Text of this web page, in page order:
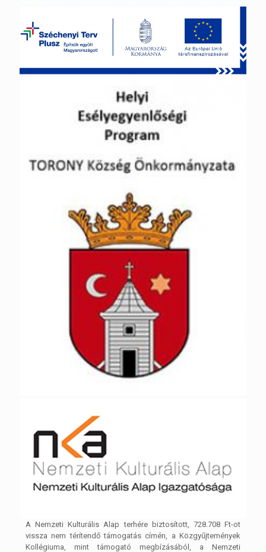
A Nemzeti Kulturális Alap terhére biztosított, 728.708 Ft-ot
vissza nem térítendő támogatás címén, a Közgyűjtemények
Kollégiuma, mint támogató megbízásából, a Nemzeti